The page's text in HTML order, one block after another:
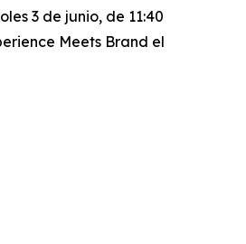
3 de junio, de 11:40
Meets Brand el